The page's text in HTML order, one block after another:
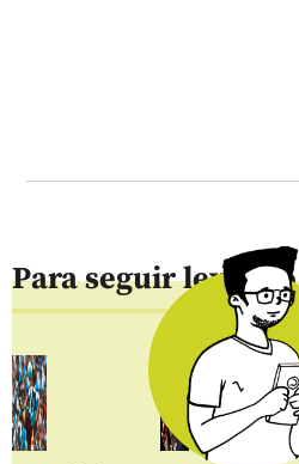
Para seguir leyendo